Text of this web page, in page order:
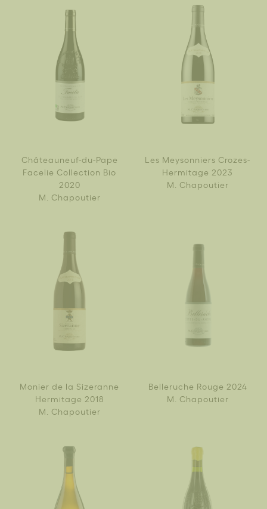
Châteauneuf-du-Pape
Facelie Collection Bio
2020
M. Chapoutier
Les Meysonniers Crozes-
Hermitage 2023
M. Chapoutier
Monier de la Sizeranne
Hermitage 2018
M. Chapoutier
Belleruche Rouge 2024
M. Chapoutier